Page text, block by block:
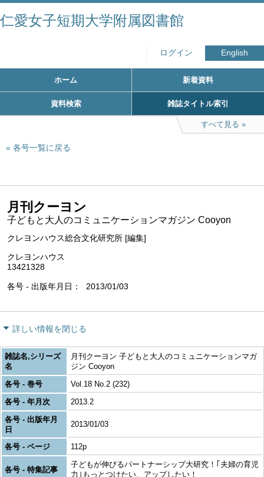
仁愛女子短期大学附属図書館
ログイン English
ホーム 新着資料
資料検索 雑誌タイトル索引
すべて見る
各号一覧に戻る
月刊クーヨン
子どもと大人のコミュニケーションマガジン Cooyon
クレヨンハウス総合文化研究所 [編集]
クレヨンハウス
13421328
各号 - 出版年月日 2013/01/03
詳しい情報を閉じる
雑誌名,シリーズ
名
月刊クーヨン 子どもと大人のコミュニケーションマガ
ジン Cooyon
各号 - 巻号
Vol.18 No.2 (232)
各号 - 年月次
2013.2
各号 - 出版年月
日
2013/01/03
各号 - ページ 112p
各号 - 特集記事
子どもが伸びるパートナーシップ大研究！｢夫婦の育児
力｣もっとつけたい、アップしたい！